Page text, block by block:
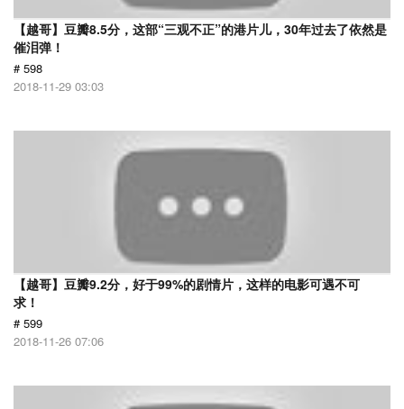
【越哥】豆瓣8.5分，这部“三观不正”的港片儿，30年过去了依然是
催泪弹！
# 598
2018-11-29 03:03
【越哥】豆瓣9.2分，好于99%的剧情片，这样的电影可遇不可
求！
# 599
2018-11-26 07:06